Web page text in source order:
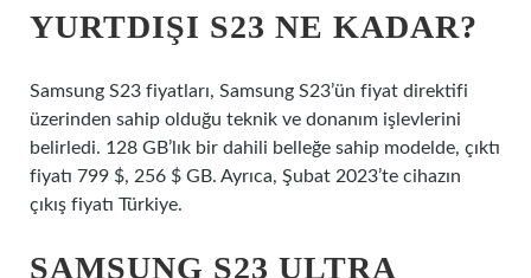
YURTDIŞI S23 NE KADAR?
Samsung S23 fiyatları, Samsung S23’ün fiyat direktifi
üzerinden sahip olduğu teknik ve donanım işlevlerini
belirledi. 128 GB’lık bir dahili belleğe sahip modelde, çıktı
fiyatı 799 $, 256 $ GB. Ayrıca, Şubat 2023’te cihazın
çıkış fiyatı Türkiye.
SAMSUNG S23 ULTRA